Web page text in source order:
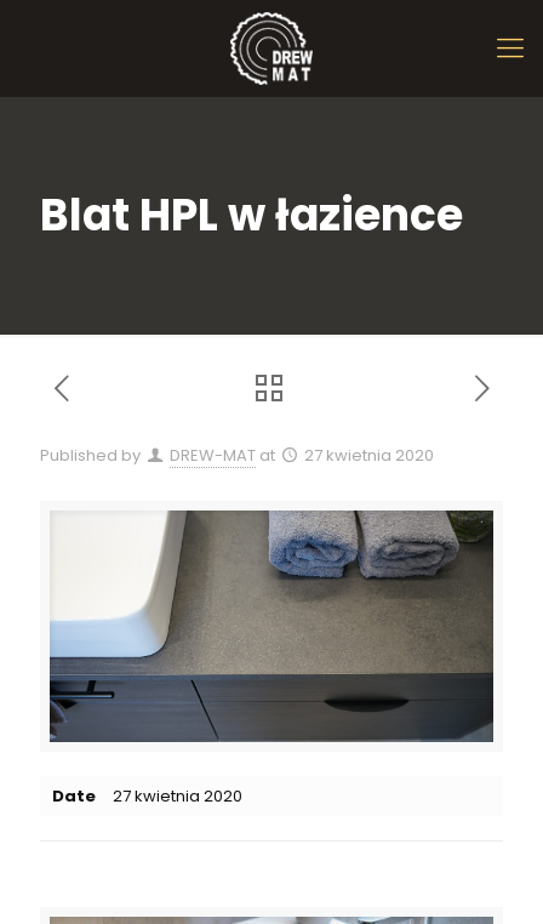
Blat HPL w łazience
Published by DREW-MAT at 27 kwietnia 2020
Date 27 kwietnia 2020